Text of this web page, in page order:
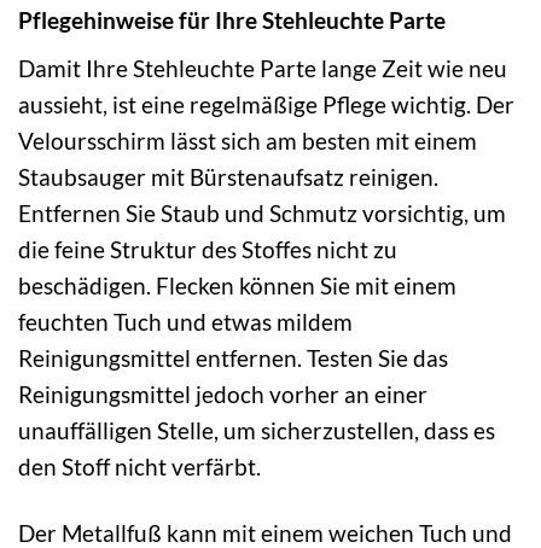
Pflegehinweise für Ihre Stehleuchte Parte
Damit Ihre Stehleuchte Parte lange Zeit wie neu
aussieht, ist eine regelmäßige Pflege wichtig. Der
Veloursschirm lässt sich am besten mit einem
Staubsauger mit Bürstenaufsatz reinigen.
Entfernen Sie Staub und Schmutz vorsichtig, um
die feine Struktur des Stoffes nicht zu
beschädigen. Flecken können Sie mit einem
feuchten Tuch und etwas mildem
Reinigungsmittel entfernen. Testen Sie das
Reinigungsmittel jedoch vorher an einer
unauffälligen Stelle, um sicherzustellen, dass es
den Stoff nicht verfärbt.
Der Metallfuß kann mit einem weichen Tuch und